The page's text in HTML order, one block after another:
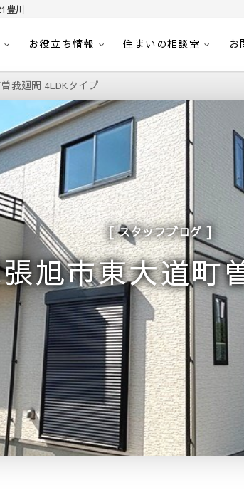
豊川
センチュリー21豊川
お役立ち情報 住まいの相談室 お
我廻間 4LDKタイプ
スタッフブログ
張旭市東大道